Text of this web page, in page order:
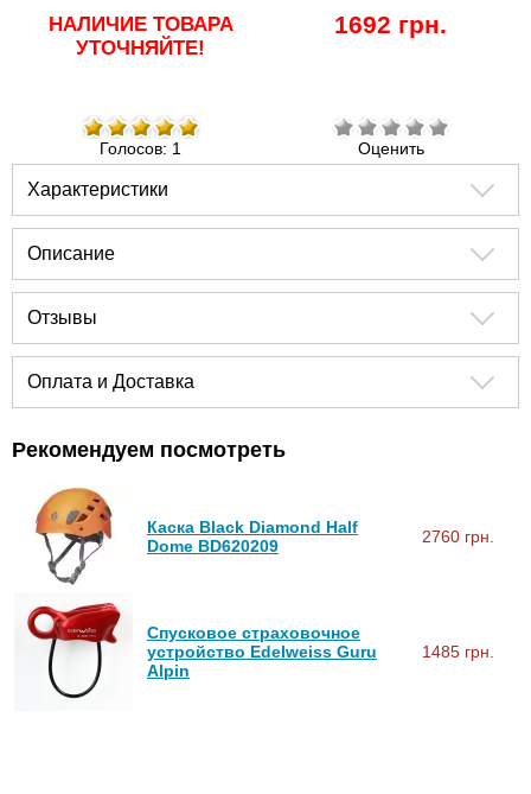
НАЛИЧИЕ ТОВАРА
УТОЧНЯЙТЕ!
1692 грн.
Голосов: 1 Оценить
Характеристики
Описание
Отзывы
Оплата и Доставка
Рекомендуем посмотреть
Каска Black Diamond Half
Dome BD620209
2760 грн.
Спусковое страховочное
устройство Edelweiss Guru
Alpin
1485 грн.